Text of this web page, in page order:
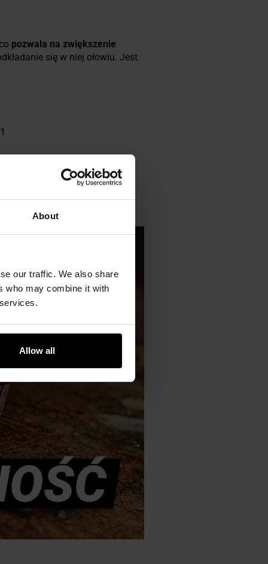
About
our traffic. We also share
who may combine it with
Allow all
pozwala na zwiększenie
się w niej ołowiu. Jest